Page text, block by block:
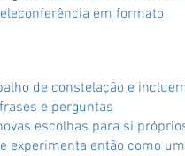
em formato
de constelação e
e perguntas
escolhas para si
experimenta então como um